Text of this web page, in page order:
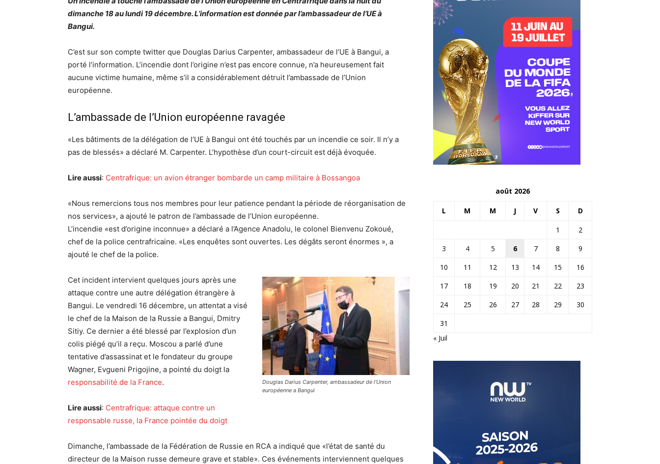
dimanche 18 au lundi 19 décembre. L’information est donnée par l’ambassadeur de l’UE à
Bangui.
C’est sur son compte twitter que Douglas Darius Carpenter, ambassadeur de l’UE à Bangui, a
porté l’information. L’incendie dont l’origine n’est pas encore connue, n’a heureusement fait
aucune victime humaine, même s’il a considérablement détruit l’ambassade de l’Union
européenne.
L’ambassade de l’Union européenne ravagée
«Les bâtiments de la délégation de l’UE à Bangui ont été touchés par un incendie ce soir. Il n’y a
pas de blessés» a déclaré M. Carpenter. L’hypothèse d’un court-circuit est déjà évoquée.
Lire aussi: Centrafrique: un avion étranger bombarde un camp militaire à Bossangoa
«Nous remercions tous nos membres pour leur patience pendant la période de réorganisation de
nos services», a ajouté le patron de l’ambassade de l’Union européenne.
L’incendie «est d’origine inconnue» a déclaré a l’Agence Anadolu, le colonel Bienvenu Zokoué,
chef de la police centrafricaine. «Les enquêtes sont ouvertes. Les dégâts seront énormes », a
ajouté le chef de la police.
Douglas Darius Carpenter, ambassadeur de l’Union
européenne a Bangui
Cet incident intervient quelques jours après une
attaque contre une autre délégation étrangère à
Bangui. Le vendredi 16 décembre, un attentat a visé
le chef de la Maison de la Russie a Bangui, Dmitry
Sitiy. Ce dernier a été blessé par l’explosion d’un
colis piégé qu’il a reçu. Moscou a parlé d’une
tentative d’assassinat et le fondateur du groupe
Wagner, Evgueni Prigojine, a pointé du doigt la
responsabilité de la France.
Lire aussi: Centrafrique: attaque contre un
responsable russe, la France pointée du doigt
Dimanche, l’ambassade de la Fédération de Russie en RCA a indiqué que «l’état de santé du
directeur de la Maison russe demeure grave et stable». Ces événements interviennent quelques
août 2026
L M M J V S D
1
2
3
4 5 6 7 8
9
10
11 12 13 14 15
16
17
18 19 20 21 22
23
24
25 26 27 28 29
30
31
« Juil